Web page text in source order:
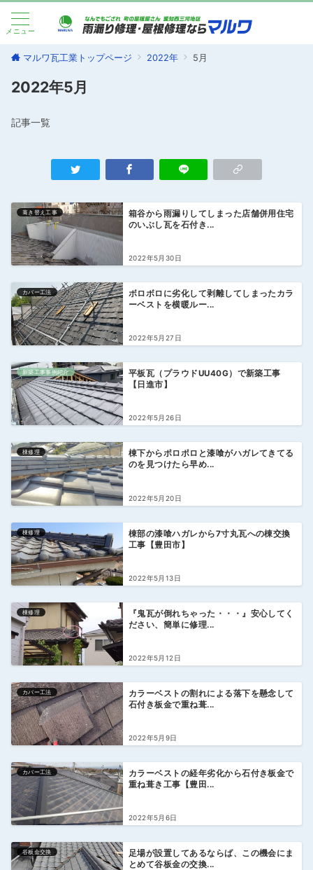
メニュー
マルワ瓦工業トップページ 2022年 5月
2022年5月
記事一覧
葺き替え工事
箱谷から雨漏りしてしまった店舗併用住宅
のいぶし瓦を石付き...
2022年5月30日
カバー工法
ボロボロに劣化して剥離してしまったカラ
ーベストを横暖ルー...
2022年5月27日
新築工事事例紹介
平板瓦（プラウドUU40G）で新築工事
【日進市】
2022年5月26日
棟修理
棟下からポロポロと漆喰がハガレてきてる
のを見つけたら早め...
2022年5月20日
棟修理
棟部の漆喰ハガレから7寸丸瓦への棟交換
工事【豊田市】
2022年5月13日
棟修理
『鬼瓦が倒れちゃった・・・』安心してく
ださい、簡単に修理...
2022年5月12日
カバー工法
カラーベストの割れによる落下を懸念して
石付き板金で重ね葺...
2022年5月9日
カバー工法
カラーベストの経年劣化から石付き板金で
重ね葺き工事【豊田...
2022年5月6日
谷板金交換
足場が設置してあるならば、この機会にま
とめて谷板金の交換...